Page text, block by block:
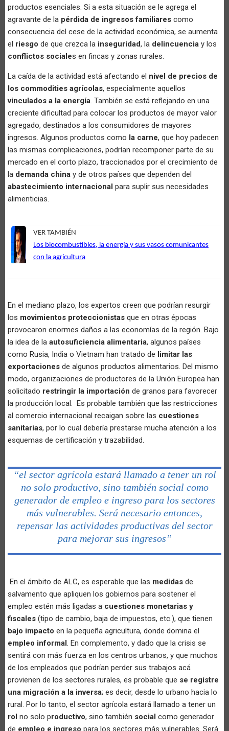
productos esenciales. Si a esta situación se le agrega el
agravante de la pérdida de ingresos familiares como
consecuencia del cese de la actividad económica, se aumenta
el riesgo de que crezca la inseguridad, la delincuencia y los
conflictos sociales en fincas y zonas rurales.
La caída de la actividad está afectando el nivel de precios de
los commodities agrícolas, especialmente aquellos
vinculados a la energía. También se está reflejando en una
creciente dificultad para colocar los productos de mayor valor
agregado, destinados a los consumidores de mayores
ingresos. Algunos productos como la carne, que hoy padecen
las mismas complicaciones, podrían recomponer parte de su
mercado en el corto plazo, traccionados por el crecimiento de
la demanda china y de otros países que dependen del
abastecimiento internacional para suplir sus necesidades
alimenticias.
VER TAMBIÉN
Los biocombustibles, la energía y sus vasos comunicantes
con la agricultura
En el mediano plazo, los expertos creen que podrían resurgir
los movimientos proteccionistas que en otras épocas
provocaron enormes daños a las economías de la región. Bajo
la idea de la autosuficiencia alimentaria, algunos países
como Rusia, India o Vietnam han tratado de limitar las
exportaciones de algunos productos alimentarios. Del mismo
modo, organizaciones de productores de la Unión Europea han
solicitado restringir la importación de granos para favorecer
la producción local. Es probable también que las restricciones
al comercio internacional recaigan sobre las cuestiones
sanitarias, por lo cual debería prestarse mucha atención a los
esquemas de certificación y trazabilidad.
“el sector agrícola estará llamado a tener un rol
no solo productivo, sino también social como
generador de empleo e ingreso para los sectores
más vulnerables. Será necesario entonces,
repensar las actividades productivas del sector
para mejorar sus ingresos”
En el ámbito de ALC, es esperable que las medidas de
salvamento que apliquen los gobiernos para sostener el
empleo estén más ligadas a cuestiones monetarias y
fiscales (tipo de cambio, baja de impuestos, etc.), que tienen
bajo impacto en la pequeña agricultura, donde domina el
empleo informal. En complemento, y dado que la crisis se
sentirá con más fuerza en los centros urbanos, y que muchos
de los empleados que podrían perder sus trabajos acá
provienen de los sectores rurales, es probable que se registre
una migración a la inversa; es decir, desde lo urbano hacia lo
rural. Por lo tanto, el sector agrícola estará llamado a tener un
rol no solo productivo, sino también social como generador
de empleo e ingreso para los sectores más vulnerables. Será